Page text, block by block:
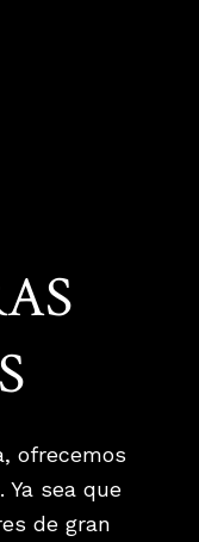
ofrecemos
Ya sea que
de gran